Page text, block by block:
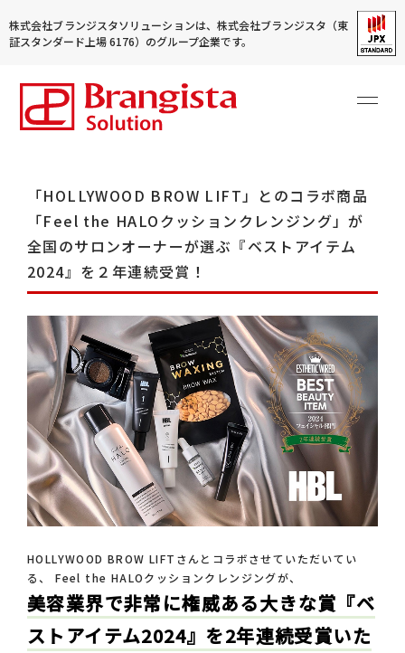
株式会社ブランジスタソリューションは、株式会社ブランジスタ（東
証スタンダード上場 6176）のグループ企業です。
「HOLLYWOOD BROW LIFT」とのコラボ商品
「Feel the HALOクッションクレンジング」が
全国のサロンオーナーが選ぶ『ベストアイテム
2024』を２年連続受賞！
HOLLYWOOD BROW LIFTさんとコラボさせていただいてい
る、
Feel the HALOクッションクレンジングが、
美容業界で非常に権威ある大きな賞『ベ
ストアイテム2024』を2年連続受賞いた